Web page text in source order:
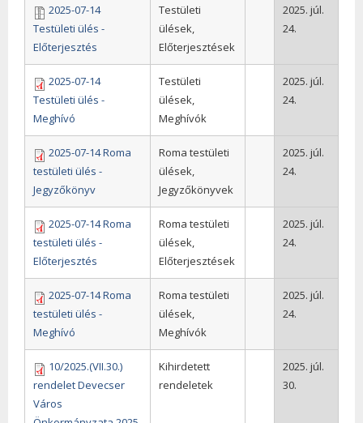
2025-07-14
Testületi ülés -
Előterjesztés
Testületi
ülések,
Előterjesztések
2025. júl.
24.
2025-07-14
Testületi ülés -
Meghívó
Testületi
ülések,
Meghívók
2025. júl.
24.
2025-07-14 Roma
testületi ülés -
Jegyzőkönyv
Roma testületi
ülések,
Jegyzőkönyvek
2025. júl.
24.
2025-07-14 Roma
testületi ülés -
Előterjesztés
Roma testületi
ülések,
Előterjesztések
2025. júl.
24.
2025-07-14 Roma
testületi ülés -
Meghívó
Roma testületi
ülések,
Meghívók
2025. júl.
24.
10/2025.(VII.30.)
rendelet Devecser
Város
Kihirdetett
rendeletek
2025. júl.
30.